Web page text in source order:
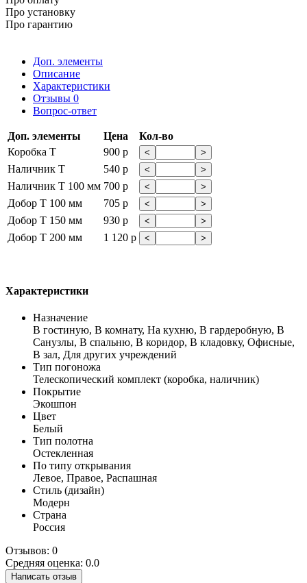
Про установку
Про гарантию
Доп. элементы
Описание
Характеристики
Отзывы 0
Вопрос-ответ
Доп. элементы Цена
Кол-во
Коробка Т
900 р < >
Наличник Т 540 р < >
Наличник Т 100 мм 700 р < >
Добор Т 100 мм 705 р < >
Добор Т 150 мм 930 р < >
Добор Т 200 мм 1 120 р < >
Характеристики
Назначение
В гостиную, В комнату, На кухню, В гардеробную, В
Санузлы, В спальню, В коридор, В кладовку, Офисные,
В зал, Для других учреждений
Тип погоножа
Телескопический комплект (коробка, наличник)
Покрытие
Экошпон
Цвет
Белый
Тип полотна
Остекленная
По типу открывания
Левое, Правое, Распашная
Стиль (дизайн)
Модерн
Страна
Россия
Отзывов: 0
Средняя оценка: 0.0
Написать отзыв